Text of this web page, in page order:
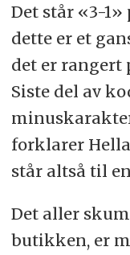
Det står «3-
dette er et
det er rangert
Siste del av
forklarer
står altså til
Det aller
butikken, er